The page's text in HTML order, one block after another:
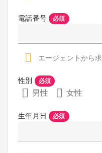
電話番号 必須
エージェントから
性別 必須
男性 女性
生年月日 必須